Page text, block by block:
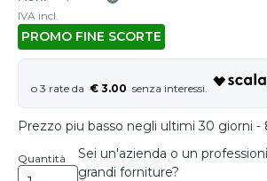
IVA incl.
PROMO FINE SCORTE
€ 3.00
Prezzo piu basso negli ultimi 30 giorni -
Quantità
Sei un'azienda o un
grandi forniture?